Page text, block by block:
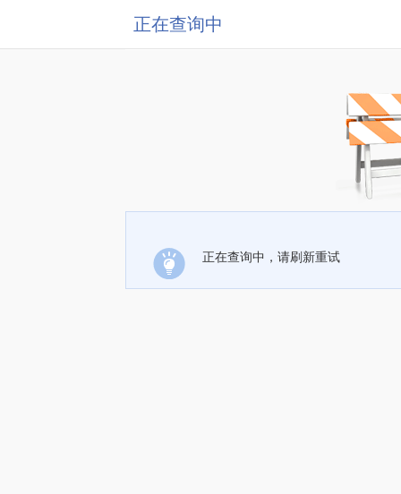
正在查询中
正在查询中，请刷新重试